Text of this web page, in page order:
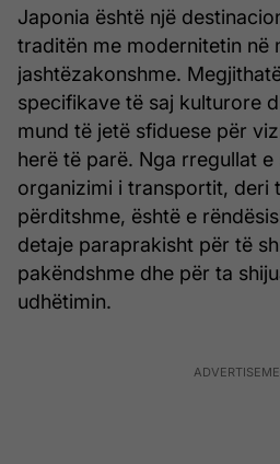
Japonia është një
traditën me modernitetin në
jashtëzakonshme.
specifikave të saj kulturore
mund të jetë sfiduese për
herë të parë. Nga rregullat e
organizimi i transportit, deri
përditshme, është e
detaje paraprakisht për të
pakëndshme dhe për ta
udhëtimin.